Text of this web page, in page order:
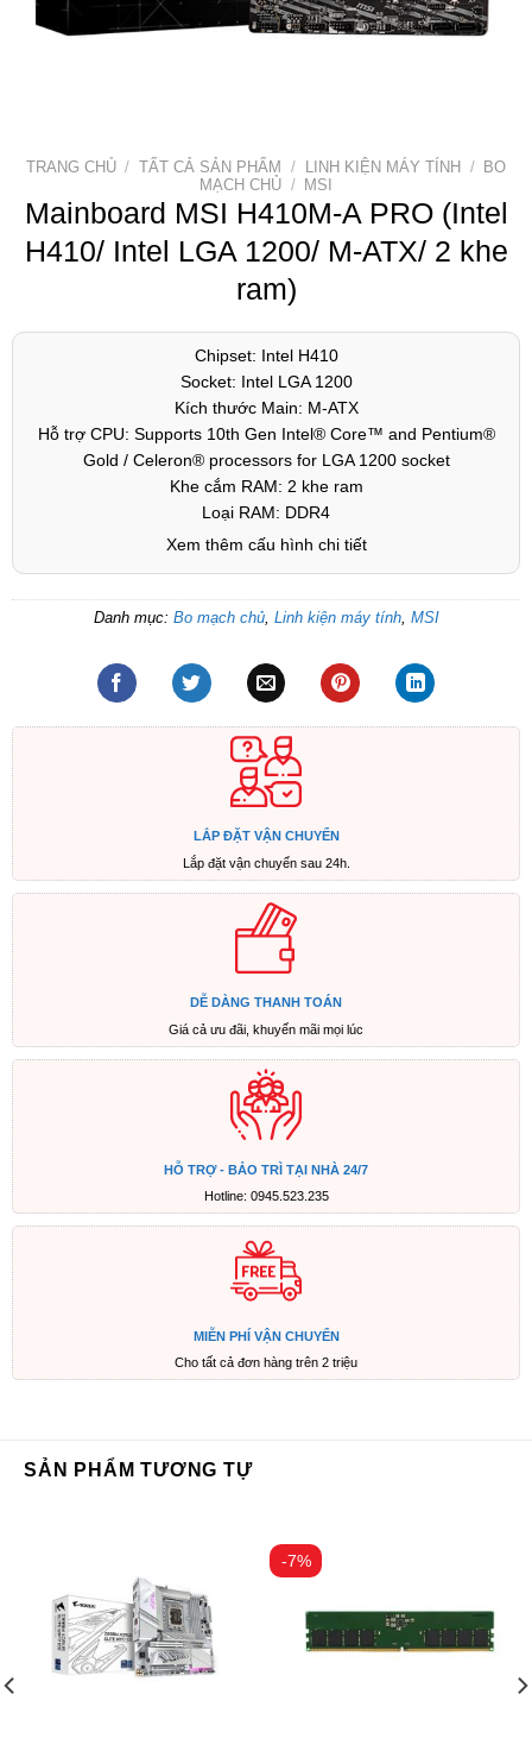
TRANG CHỦ / TẤT CẢ SẢN PHẨM / LINH KIỆN MÁY TÍNH /
BO
MẠCH CHỦ / MSI
Mainboard MSI H410M-A PRO (Intel
H410/ Intel LGA 1200/ M-ATX/ 2 khe
ram)
Chipset: Intel H410
Socket: Intel LGA 1200
Kích thước Main: M-ATX
Hỗ trợ CPU: Supports 10th Gen Intel® Core™ and Pentium®
Gold / Celeron® processors for LGA 1200 socket
Khe cắm RAM: 2 khe ram
Loại RAM: DDR4
Xem thêm cấu hình chi tiết
Danh mục: Bo mạch chủ, Linh kiện máy tính, MSI
LẮP ĐẶT VẬN CHUYỂN
Lắp đặt vận chuyển sau 24h.
DỄ DÀNG THANH TOÁN
Giá cả ưu đãi, khuyến mãi mọi lúc
HỖ TRỢ - BẢO TRÌ TẠI NHÀ 24/7
Hotline: 0945.523.235
MIỄN PHÍ VẬN CHUYỂN
Cho tất cả đơn hàng trên 2 triệu
SẢN PHẨM TƯƠNG TỰ
-7%